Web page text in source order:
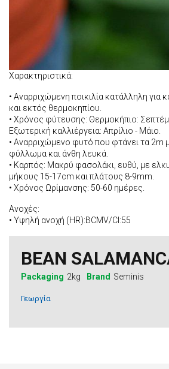
Χαρακτηριστικά:
• Αναρριχώμενη ποικιλία κατάλληλη για
και εκτός θερμοκηπίου.
• Χρόνος φύτευσης: Θερμοκήπιο:
Εξωτερική καλλιέργεια: Απρίλιο - Μάιο.
• Αναρριχώμενο φυτό που φτάνει τα 2m
φύλλωμα και άνθη λευκά.
• Καρπός: Μακρύ φασολάκι, ευθύ, με
μήκους 15-17cm και πλάτους 8-9mm.
• Χρόνος Ωρίμανσης: 50-60 ημέρες.
Ανοχές:
• Υψηλή ανοχή (HR):BCMV/Cl:55
BEAN
Packaging 2kg Brand Seminis
Γεωργία